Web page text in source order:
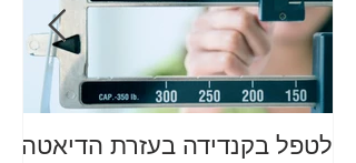
לטפל בקנדידה בעזרת הדיאטה